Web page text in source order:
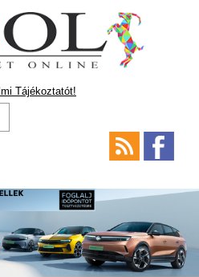
Tájékoztatót!